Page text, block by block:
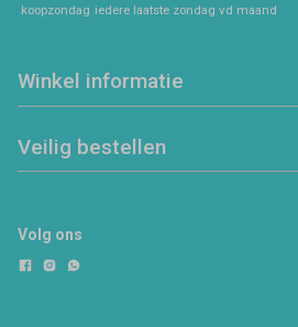
koopzondag iedere laatste zondag vd maand
Winkel informatie
Veilig bestellen
Volg ons